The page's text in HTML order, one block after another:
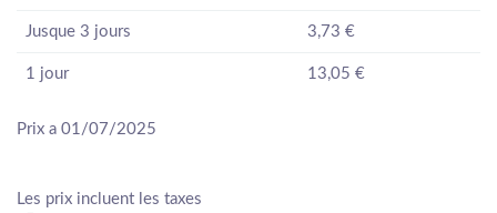
Jusque 3 jours 3,73 €
1 jour 13,05 €
Prix a 01/07/2025
Les prix incluent les taxes